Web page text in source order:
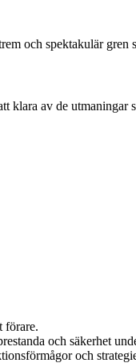
och spektakulär gren
klara av de utmaningar
förare.
och säkerhet
och